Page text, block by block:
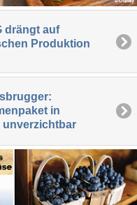
drängt auf
Produktion
in
unverzichtbar